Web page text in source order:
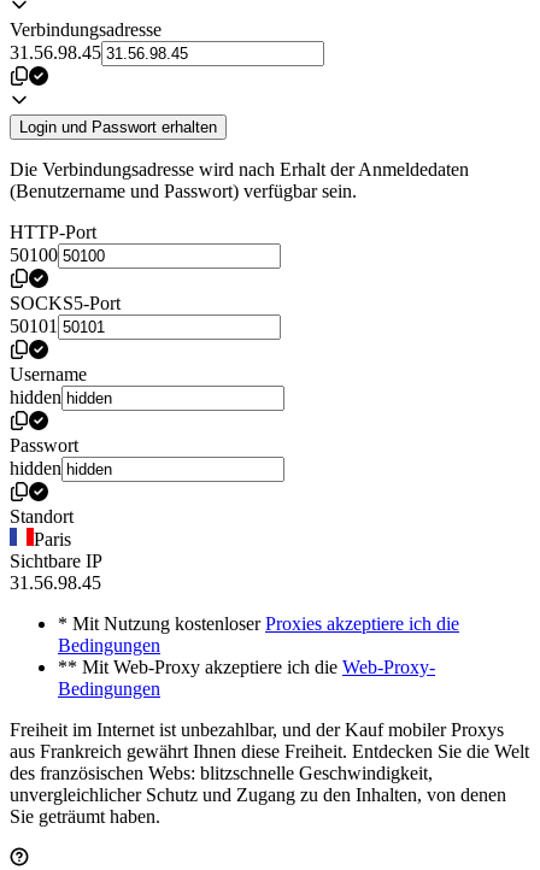
Verbindungsadresse
31.56.98.45
Login und Passwort erhalten
Die Verbindungsadresse wird nach Erhalt der Anmeldedaten
(Benutzername und Passwort) verfügbar sein.
HTTP-Port
50100
SOCKS5-Port
50101
Username
hidden
Passwort
hidden
Standort
Paris
Sichtbare IP
31.56.98.45
* Mit Nutzung kostenloserProxies akzeptiere ich die
Bedingungen
** Mit Web-Proxy akzeptiere ich die Web-Proxy-
Bedingungen
Freiheit im Internet ist unbezahlbar, und der Kauf mobiler Proxys
aus Frankreich gewährt Ihnen diese Freiheit. Entdecken Sie die Welt
des französischen Webs: blitzschnelle Geschwindigkeit,
unvergleichlicher Schutz und Zugang zu den Inhalten, von denen
Sie geträumt haben.